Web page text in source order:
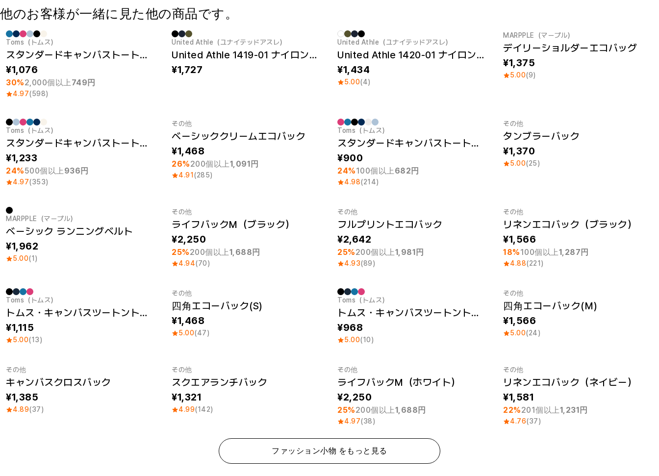
他のお客様が一緒に見た他の商品です。
最小注文数量 1個
Toms（トムス）
スタンダードキャンバストートバック（M）
1,076
30%2,000個以上749円
4.97(598)
United Athle（ユナイテッドアスレ）
United Athle 1419-01 ナイロンストリングジムサック
1,727
United Athle（ユナイテッドアスレ）
United Athle 1420-01 ナイロンミニクロスバッグ
1,434
5.00(4)
MARPPLE（マープル）
デイリーショルダーエコバッグ
1,375
5.00(9)
最小注文数量 1個
Toms（トムス）
スタンダードキャンバストートバック（L）
1,233
24%500個以上936円
4.97(353)
最小注文数量 1個
その他
ベーシッククリームエコバック
1,468
26%200個以上1,091円
4.91 (285)
最小注文数量 1個
Toms（トムス）
スタンダードキャンバストートバック（S）
900
24%100個以上682円
4.98(214)
その他
タンブラーバック
1,370
5.00(25)
MARPPLE（マープル）
ベーシック ランニングベルト
1,962
5.00(1)
最小注文数量 1個
その他
ライフバックM（ブラック）
2,250
25%200個以上1,688円
4.94(70)
最小注文数量 1個
その他
フルプリントエコバック
2,642
25%200個以上1,981円
4.93(89)
最小注文数量 1個
その他
リネンエコバック（ブラック）
1,566
18%100個以上1,287円
4.88(221)
Sale
Toms（トムス）
トムス・キャンバスツートントート (M)
1,115
5.00(13)
Sale
その他
四角エコーバック(S)
1,468
5.00(47)
Toms（トムス）
トムス・キャンバスツートントート (S)
968
5.00(10)
その他
四角エコーバック(Ｍ)
1,566
5.00(24)
その他
キャンバスクロスバック
1,385
4.89(37)
その他
スクエアランチバック
1,321
4.99(142)
最小注文数量 1個
その他
ライフバックM（ホワイト）
2,250
25%200個以上1,688円
4.97(38)
最小注文数量 1個
その他
リネンエコバック（ネイビー）
1,581
22%201個以上1,231円
4.76(37)
ファッション小物 をもっと見る